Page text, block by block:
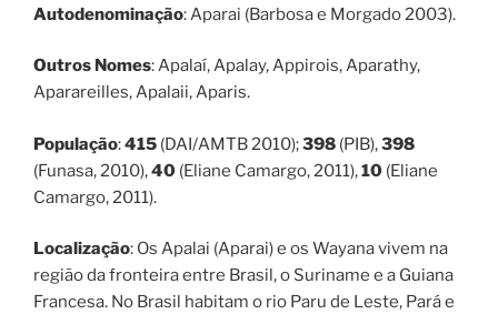
Autodenominação: Aparai (Barbosa e Morgado 2003).
Outros Nomes: Apalaí, Apalay, Appirois, Aparathy,
Aparareilles, Apalaii, Aparis.
População:415 (DAI/AMTB 2010);398 (PIB),398
(Funasa, 2010),40 (Eliane Camargo, 2011),10 (Eliane
Camargo, 2011).
Localização: Os Apalai (Aparai) e os Wayana vivem na
região da fronteira entre Brasil, o Suriname e a Guiana
Francesa. No Brasil habitam o rio Paru de Leste, Pará e